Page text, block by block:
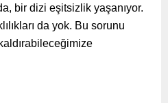
bir dizi eşitsizlik yaşanıyor.
da yok. Bu sorunu